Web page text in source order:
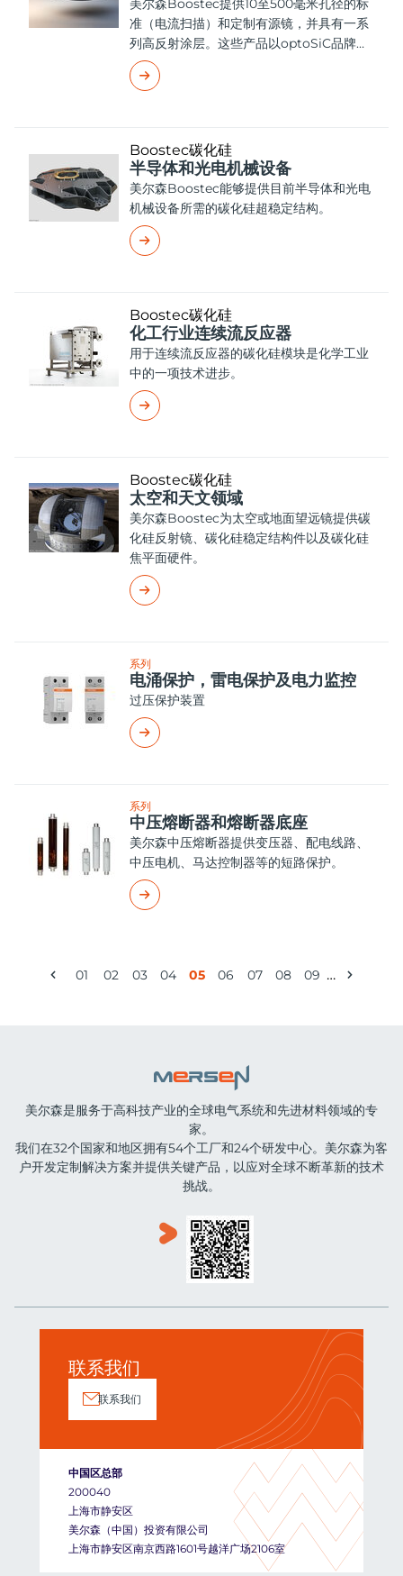
美尔森Boostec提供10至500毫米孔径的标
准（电流扫描）和定制有源镜，并具有一系
列高反射涂层。这些产品以optoSiC品牌分
销。
Boostec碳化硅
半导体和光电机械设备
美尔森Boostec能够提供目前半导体和光电
机械设备所需的碳化硅超稳定结构。
Boostec碳化硅
化工行业连续流反应器
用于连续流反应器的碳化硅模块是化学工业
中的一项技术进步。
Boostec碳化硅
太空和天文领域
美尔森Boostec为太空或地面望远镜提供碳
化硅反射镜、碳化硅稳定结构件以及碳化硅
焦平面硬件。
系列
电涌保护，雷电保护及电力监控
过压保护装置
系列
中压熔断器和熔断器底座
美尔森中压熔断器提供变压器、配电线路、
中压电机、马达控制器等的短路保护。
Pagination
Previous
页
01
页
02
页
03
页
04
Current
05
页
06
页
07
页
08
页
09 …
Next
美尔森是服务于高科技产业的全球电气系统和先进材料领域的专
家。
我们在32个国家和地区拥有54个工厂和24个研发中心。美尔森为客
户开发定制解决方案并提供关键产品，以应对全球不断革新的技术
挑战。
联系我们
联系我们
中国区总部
200040
上海市静安区
美尔森（中国）投资有限公司
上海市静安区南京西路1601号越洋广场2106室